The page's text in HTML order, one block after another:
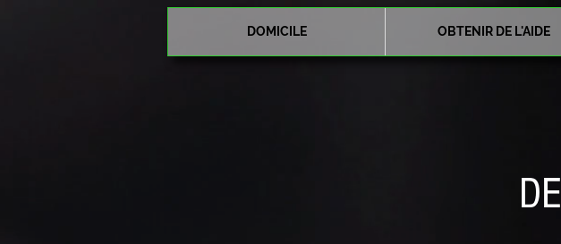
DOMICILE OBTENIR DE L'AIDE